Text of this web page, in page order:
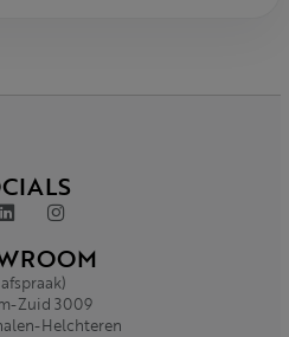
Zuid 3009
Helchteren